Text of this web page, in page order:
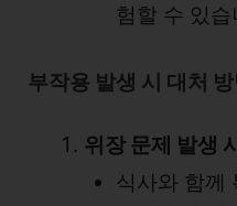
험할 수 있습
부작용 발생 시 대처 방
위장 문제 발생 시
식사와 함께